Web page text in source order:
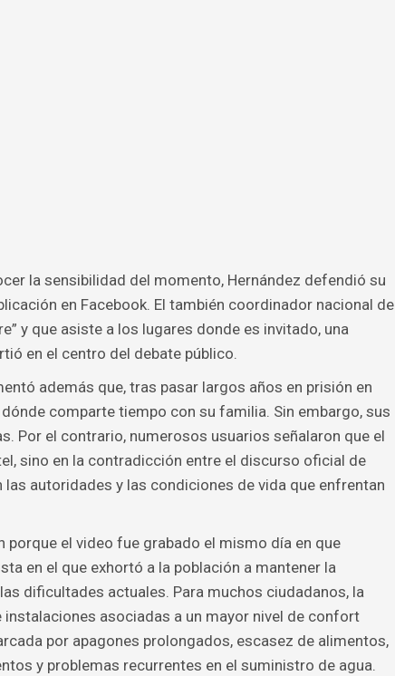
la sensibilidad del momento, Hernández defendió su
en Facebook. El también coordinador nacional de
y que asiste a los lugares donde es invitado, una
en el centro del debate público.
además que, tras pasar largos años en prisión en
comparte tiempo con su familia. Sin embargo, sus
Por el contrario, numerosos usuarios señalaron que el
sino en la contradicción entre el discurso oficial de
autoridades y las condiciones de vida que enfrentan
el video fue grabado el mismo día en que
en el que exhortó a la población a mantener la
dificultades actuales. Para muchos ciudadanos, la
asociadas a un mayor nivel de confort
por apagones prolongados, escasez de alimentos,
y problemas recurrentes en el suministro de agua.